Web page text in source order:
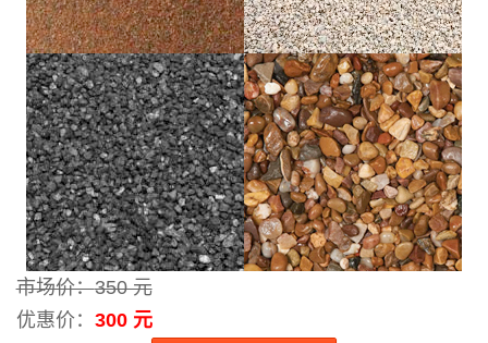
市场价：350 元
优惠价： 300 元